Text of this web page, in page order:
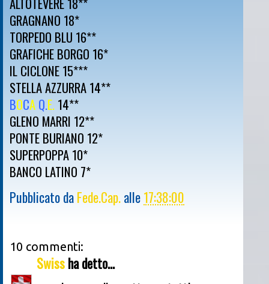
ALTOTEVERE 18**
GRAGNANO 18*
TORPEDO BLU 16**
GRAFICHE BORGO 16*
IL CICLONE 15***
STELLA AZZURRA 14**
BOCA Q.E. 14**
GLENO MARRI 12**
PONTE BURIANO 12*
SUPERPOPPA 10*
BANCO LATINO 7*
Pubblicato daFede.Cap.alle17:38:00
10 commenti:
Swissha detto...